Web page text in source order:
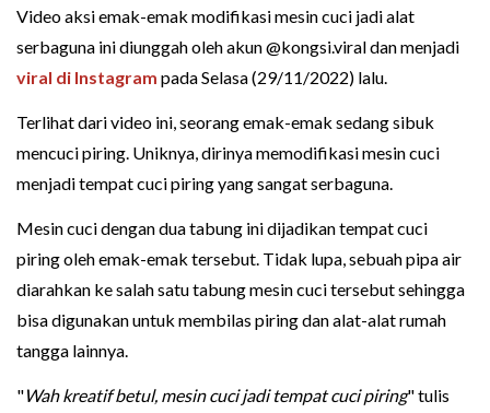
Video aksi emak-emak modifikasi mesin cuci jadi alat
serbaguna ini diunggah oleh akun @kongsi.viral dan menjadi
viral di Instagram pada Selasa (29/11/2022) lalu.
Terlihat dari video ini, seorang emak-emak sedang sibuk
mencuci piring. Uniknya, dirinya memodifikasi mesin cuci
menjadi tempat cuci piring yang sangat serbaguna.
Mesin cuci dengan dua tabung ini dijadikan tempat cuci
piring oleh emak-emak tersebut. Tidak lupa, sebuah pipa air
diarahkan ke salah satu tabung mesin cuci tersebut sehingga
bisa digunakan untuk membilas piring dan alat-alat rumah
tangga lainnya.
"Wah kreatif betul, mesin cuci jadi tempat cuci piring" tulis